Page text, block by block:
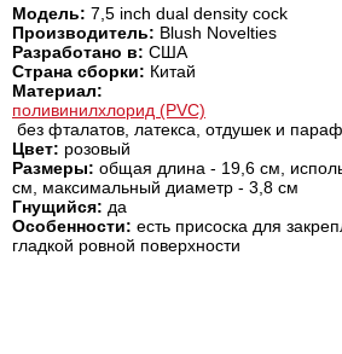
Модель: 7,5 inch dual density cock
Производитель: Blush Novelties
Разработано в: США
Страна сборки: Китай
Материал:
поливинилхлорид (PVC)
без фталатов, латекса, отдушек и
Цвет: розовый
Размеры: общая длина - 19,6 см,
см, максимальный диаметр - 3,8 см
Гнущийся: да
Особенности: есть присоска для
гладкой ровной поверхности